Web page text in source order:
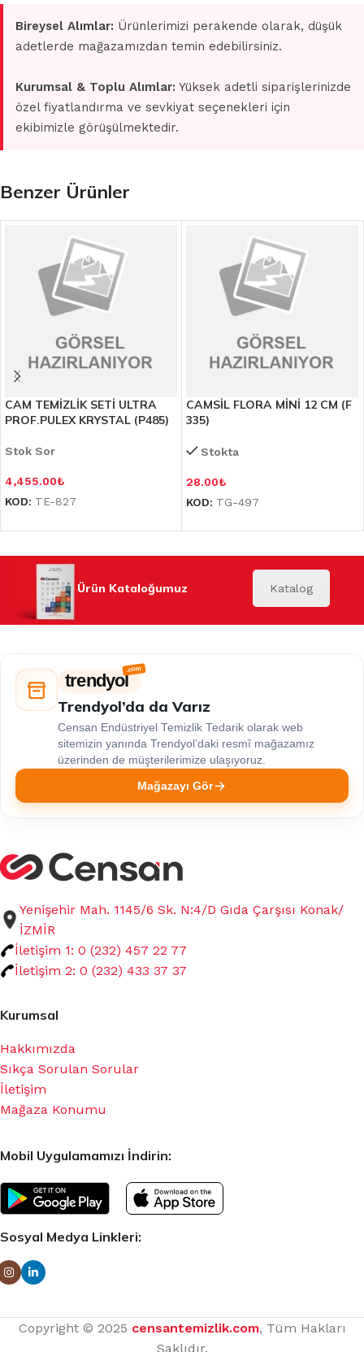
Bireysel Alımlar: Ürünlerimizi perakende olarak, düşük
adetlerde mağazamızdan temin edebilirsiniz.
Kurumsal & Toplu Alımlar: Yüksek adetli siparişlerinizde
özel fiyatlandırma ve sevkiyat seçenekleri için
ekibimizle görüşülmektedir.
Benzer Ürünler
CAM TEMİZLİK SETİ ULTRA
PROF.PULEX KRYSTAL (P485)
Stok Sor
4,455.00₺
KOD: TE-827
CAMSİL FLORA MİNİ 12 CM (F
335)
Stokta
28.00₺
KOD: TG-497
Ürün Kataloğumuz Katalog
trendyol
Trendyol’da da Varız
Censan Endüstriyel Temizlik Tedarik olarak web
sitemizin yanında Trendyol’daki resmî mağazamız
üzerinden de müşterilerimize ulaşıyoruz.
Mağazayı Gör
Yenişehir Mah. 1145/6 Sk. N:4/D Gıda Çarşısı Konak/
İZMİR
İletişim 1: 0 (232) 457 22 77
İletişim 2: 0 (232) 433 37 37
Kurumsal
Hakkımızda
Sıkça Sorulan Sorular
İletişim
Mağaza Konumu
Mobil Uygulamamızı İndirin:
Sosyal Medya Linkleri:
Copyright © 2025 censantemizlik.com, Tüm Hakları
Saklıdır.